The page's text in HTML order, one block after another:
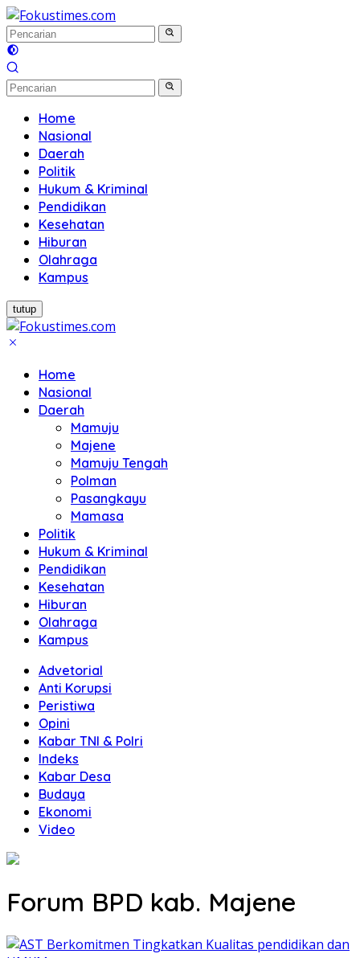
Langsung
ke
konten
Home
Nasional
Daerah
Politik
Hukum & Kriminal
Pendidikan
Kesehatan
Hiburan
Olahraga
Kampus
tutup
Home
Nasional
Daerah
Mamuju
Majene
Mamuju Tengah
Polman
Pasangkayu
Mamasa
Politik
Hukum & Kriminal
Pendidikan
Kesehatan
Hiburan
Olahraga
Kampus
Advetorial
Anti Korupsi
Peristiwa
Opini
Kabar TNI & Polri
Indeks
Kabar Desa
Budaya
Ekonomi
Video
Forum BPD kab. Majene